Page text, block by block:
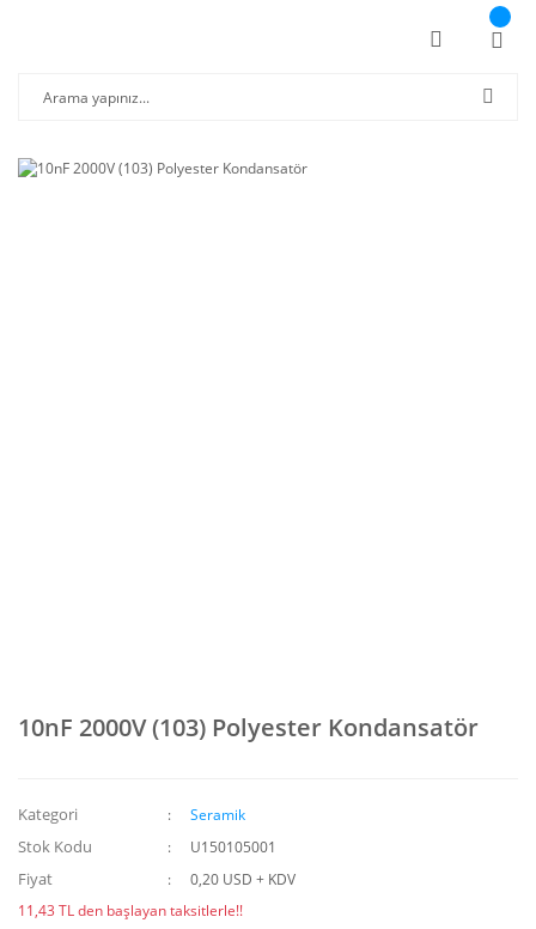
10nF 2000V (103) Polyester Kondansatör
Kategori Seramik
Stok Kodu U150105001
Fiyat
0,20 USD + KDV
11,43 TL den başlayan taksitlerle!!